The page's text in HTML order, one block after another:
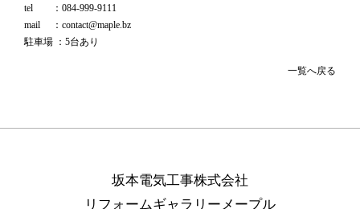
tel ：084-999-9111
mail ：contact@maple.bz
駐車場 ：5台あり
一覧へ戻る
坂本電気工事株式会社
リフォームギャラリーメープル